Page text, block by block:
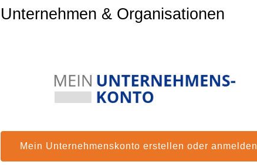
Unternehmen & Organisationen
Mein Unternehmenskonto erstellen oder anmelden